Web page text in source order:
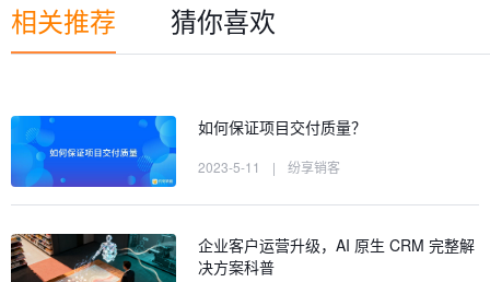
相关推荐 猜你喜欢
如何保证项目交付质量？
2023-5-11 | 纷享销客
企业客户运营升级，AI 原生 CRM 完整解
决方案科普